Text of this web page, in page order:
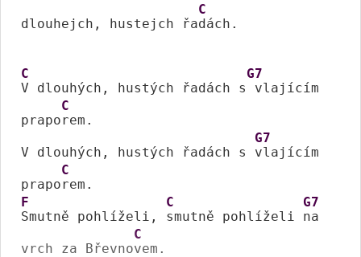
dlouhejch, hustejch řa
C
dách.
C
V dlouhých, hustých řadách s
G7
vlajícím
prapo
C
rem.
V dlouhých, hustých řadách s
G7
vlajícím
prapo
C
F
Smutně pohlíželi,
C
smutně pohlíželi
G7
na
vrch za Břevno
C